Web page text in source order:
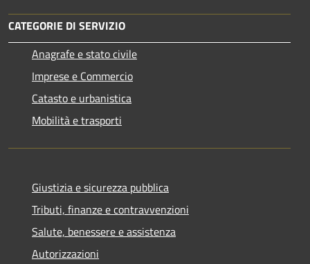
CATEGORIE DI SERVIZIO
Anagrafe e stato civile
Imprese e Commercio
Catasto e urbanistica
Mobilità e trasporti
Giustizia e sicurezza pubblica
Tributi, finanze e contravvenzioni
Salute, benessere e assistenza
Autorizzazioni